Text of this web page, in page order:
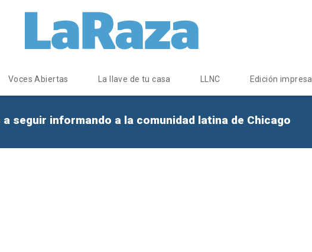
Voces Abiertas La llave de tu casa LLNC Edición impresa
seguir informando a la comunidad latina de Chicago